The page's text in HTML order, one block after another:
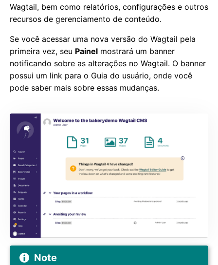
Wagtail, bem como relatórios, configurações e outros
recursos de gerenciamento de conteúdo.
Se você acessar uma nova versão do Wagtail pela
primeira vez, seu Painel mostrará um banner
notificando sobre as alterações no Wagtail. O banner
possui um link para o Guia do usuário, onde você
pode saber mais sobre essas mudanças.
Note